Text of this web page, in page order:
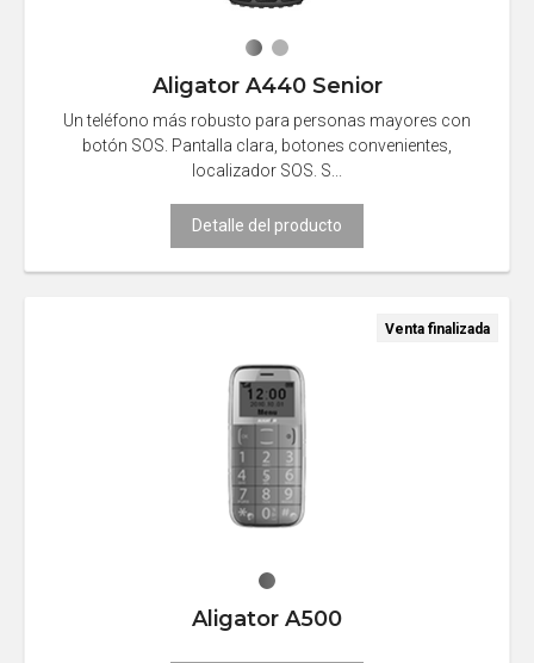
Aligator A440 Senior
Un teléfono más robusto para personas mayores con
botón SOS. Pantalla clara, botones convenientes,
localizador SOS. S...
Detalle del producto
Venta finalizada
Aligator A500